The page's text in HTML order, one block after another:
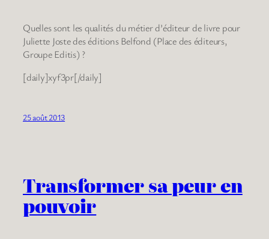
Quelles sont les qualités du métier d’éditeur de livre pour
Juliette Joste des éditions Belfond (Place des éditeurs,
Groupe Editis) ?
[daily]xyf3pr[/daily]
25 août 2013
Transformer sa peur en
pouvoir